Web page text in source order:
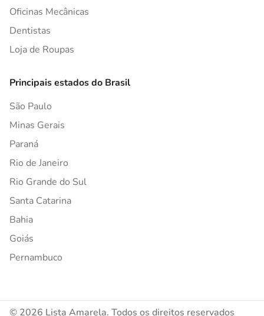
Oficinas Mecânicas
Dentistas
Loja de Roupas
Principais estados do Brasil
São Paulo
Minas Gerais
Paraná
Rio de Janeiro
Rio Grande do Sul
Santa Catarina
Bahia
Goiás
Pernambuco
© 2026 Lista Amarela. Todos os direitos reservados